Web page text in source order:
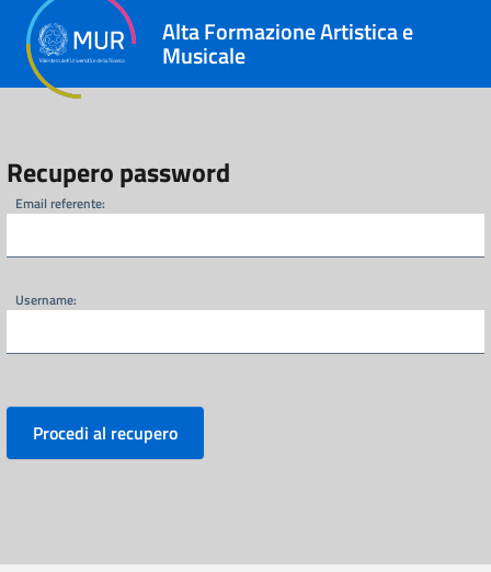
Alta Formazione Artistica e
Musicale
Recupero password
Email referente:
Username:
Procedi al recupero